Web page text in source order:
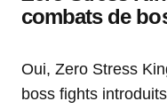
combats de
Oui, Zero Stress
boss fights